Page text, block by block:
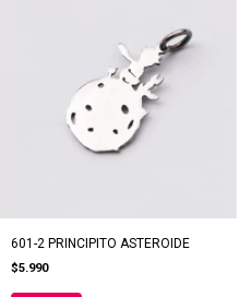
601-2 PRINCIPITO ASTEROIDE
$5.990